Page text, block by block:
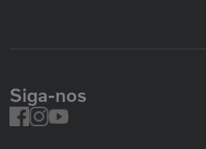
Siga-nos